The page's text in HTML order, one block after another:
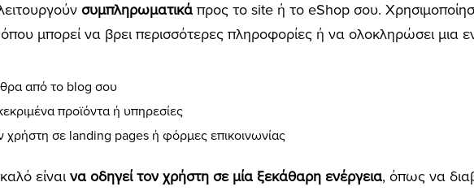
συμπληρωματικά προς το site ή το eShop σου.
μπορεί να βρει περισσότερες πληροφορίες ή να ολοκληρώσει μια
από το blog σου
προϊόντα ή υπηρεσίες
χρήστη σε landing pages ή φόρμες επικοινωνίας
είναι να οδηγεί τον χρήστη σε μία ξεκάθαρη ενέργεια, όπως να